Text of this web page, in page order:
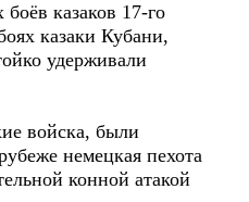
казаков 17-го
казаки Кубани,
удерживали
войска, были
немецкая пехота
конной атакой